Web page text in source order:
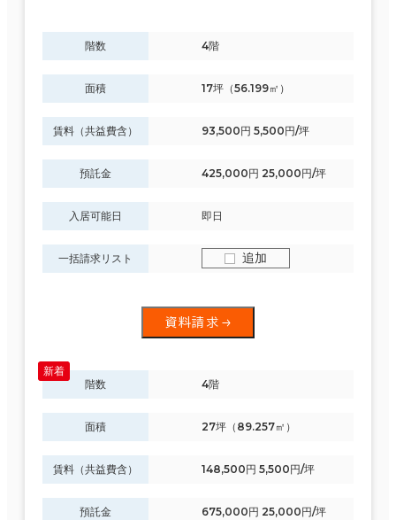
階数 4階
面積 17坪（56.199㎡）
賃料（共益費含） 93,500円 5,500円/坪
預託金 425,000円 25,000円/坪
入居可能日 即日
一括請求リスト 追加
資料請求
階数 4階
面積 27坪（89.257㎡）
賃料（共益費含） 148,500円 5,500円/坪
預託金 675,000円 25,000円/坪